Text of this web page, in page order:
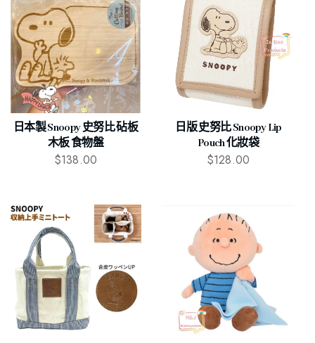
日本製 Snoopy 史努比 砧板
木板 食物盤
$138.00
日版 史努比 Snoopy Lip
Pouch 化妝袋
$128.00